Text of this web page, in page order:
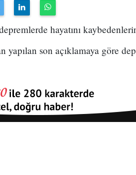
hayatını kaybedenlerin
son açıklamaya göre